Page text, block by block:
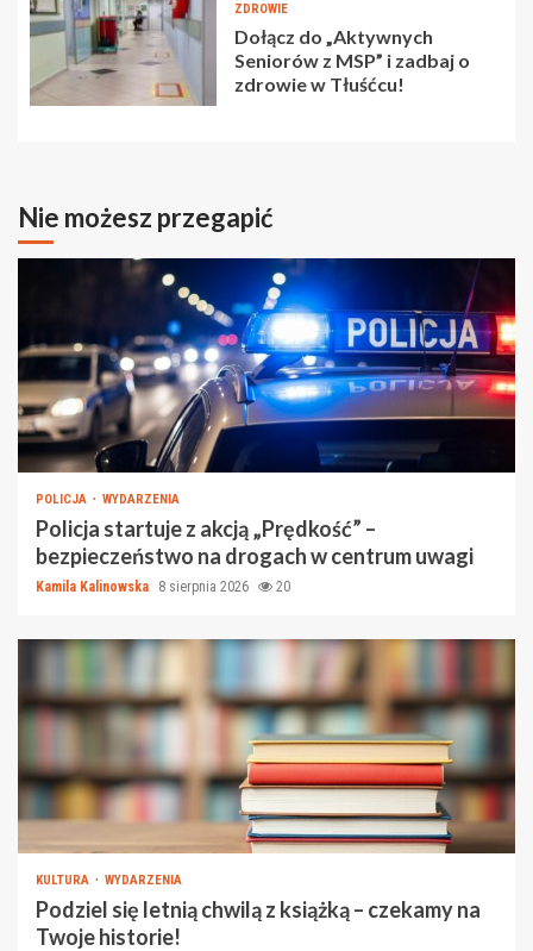
ZDROWIE
Dołącz do „Aktywnych
Seniorów z MSP” i zadbaj o
zdrowie w Tłuśćcu!
Nie możesz przegapić
POLICJA WYDARZENIA
Policja startuje z akcją „Prędkość” –
bezpieczeństwo na drogach w centrum uwagi
Kamila Kalinowska 8 sierpnia 2026 20
KULTURA WYDARZENIA
Podziel się letnią chwilą z książką – czekamy na
Twoje historie!